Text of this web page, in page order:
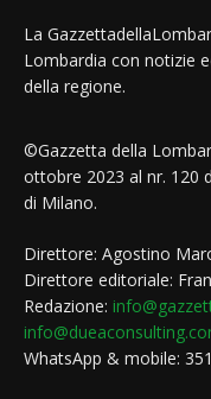
La
Lombardia con notizie
della regione.
©Gazzetta della
ottobre 2023 al nr. 120
di Milano.
Direttore: Agostino
Direttore editoriale:
Redazione:
WhatsApp & mobile: